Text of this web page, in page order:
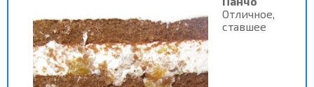
Отличное,
ставшее